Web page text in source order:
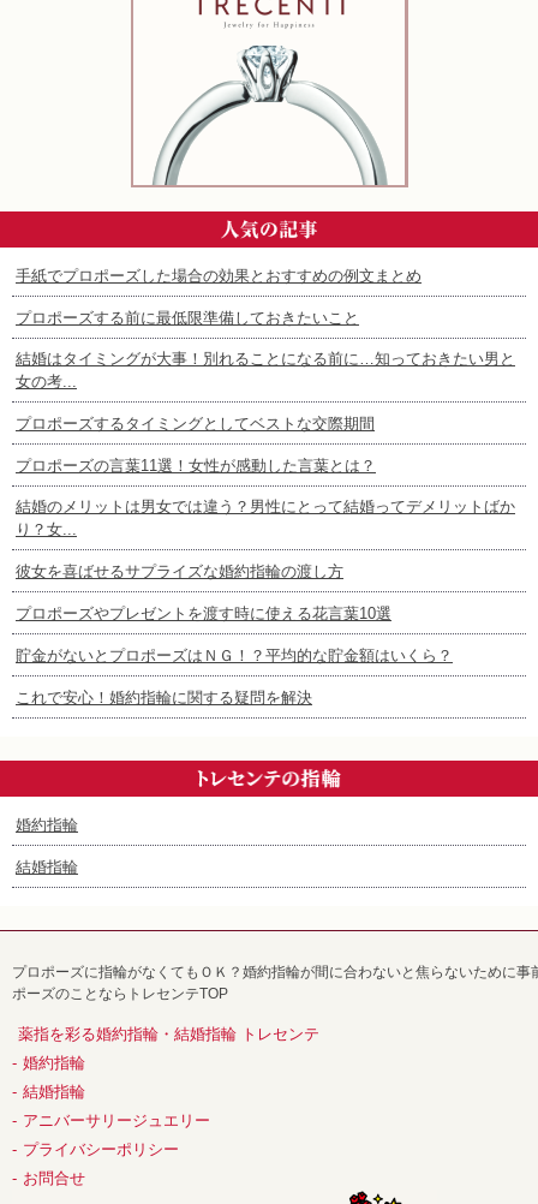
手紙でプロポーズした場合の効果とおすすめの例文まとめ
プロポーズする前に最低限準備しておきたいこと
結婚はタイミングが大事！別れることになる前に…知っておきたい男と
女の考...
プロポーズするタイミングとしてベストな交際期間
プロポーズの言葉11選！女性が感動した言葉とは？
結婚のメリットは男女では違う？男性にとって結婚ってデメリットばか
り？女...
彼女を喜ばせるサプライズな婚約指輪の渡し方
プロポーズやプレゼントを渡す時に使える花言葉10選
貯金がないとプロポーズはＮＧ！？平均的な貯金額はいくら？
これで安心！婚約指輪に関する疑問を解決
婚約指輪
結婚指輪
プロポーズに指輪がなくてもＯＫ？婚約指輪が間に合わないと焦らないために
ポーズのことならトレセンテTOP
薬指を彩る婚約指輪・結婚指輪 トレセンテ
婚約指輪
結婚指輪
アニバーサリージュエリー
プライバシーポリシー
お問合せ